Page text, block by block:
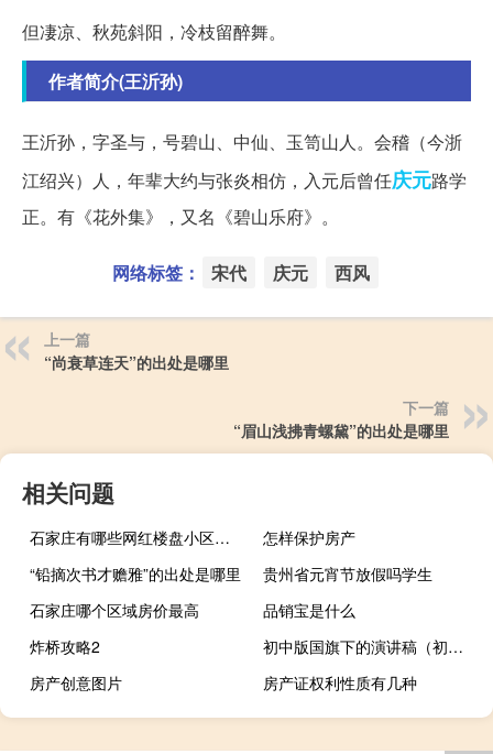
但凄凉、秋苑斜阳，冷枝留醉舞。
作者简介(王沂孙)
王沂孙，字圣与，号碧山、中仙、玉笥山人。会稽（今浙
江绍兴）人，年辈大约与张炎相仿，入元后曾任庆元路学
正。有《花外集》，又名《碧山乐府》。
网络标签： 宋代 庆元 西风
上一篇
“尚衰草连天”的出处是哪里
下一篇
“眉山浅拂青螺黛”的出处是哪里
相关问题
石家庄有哪些网红楼盘小区？介绍5个最知名地产项目
怎样保护房产
“铅摘次书才赡雅”的出处是哪里
贵州省元宵节放假吗学生
石家庄哪个区域房价最高
品销宝是什么
炸桥攻略2
初中版国旗下的演讲稿（初中的国旗下演讲稿）
房产创意图片
房产证权利性质有几种